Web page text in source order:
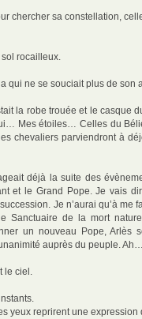
chercher sa constellation,
rocailleux.
qui ne se souciait plus de son
la robe trouée et le casque
Mes étoiles… Celles du
chevaliers parviendront à
déjà la suite des
et le Grand Pope. Je vais
Je n’aurai qu’à me
Sanctuaire de la mort
un nouveau Pope, Arlès
auprès du peuple.
le ciel.
yeux reprirent une expression